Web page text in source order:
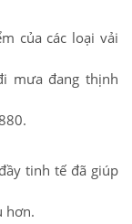
của các loại vải
mưa đang thịnh
tinh tế đã giúp
hơn.